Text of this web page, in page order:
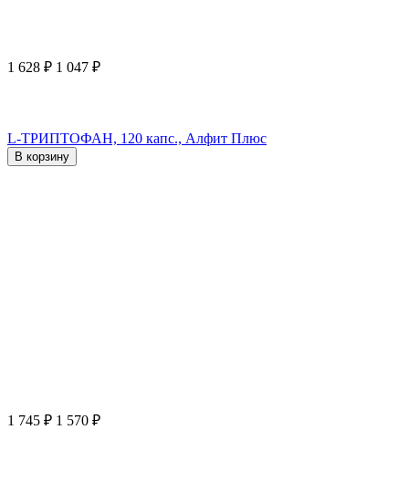
1 628 ₽ 1 047 ₽
L-ТРИПТОФАН, 120 капс., Алфит Плюс
В корзину
1 745 ₽ 1 570 ₽